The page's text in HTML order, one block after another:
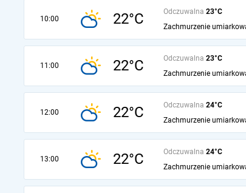
10:00 22°C Odczuwalna 23°C
Zachmurzenie
11:00 22°C Odczuwalna 23°C
Zachmurzenie
12:00 22°C Odczuwalna 24°C
Zachmurzenie
13:00 22°C Odczuwalna 24°C
Zachmurzenie